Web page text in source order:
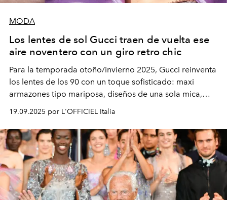
MODA
Los lentes de sol Gucci traen de vuelta ese
aire noventero con un giro retro chic
Para la temporada otoño/invierno 2025, Gucci reinventa
los lentes de los 90 con un toque sofisticado: maxi
armazones tipo mariposa, diseños de una sola mica,
modelos metálicos ovalados con vibra vintage y
elegantes monturas de acetato graduadas. ¿El detalle
que nunca pierde vigencia? La icónica doble G.
19.09.2025 por L'OFFICIEL Italia